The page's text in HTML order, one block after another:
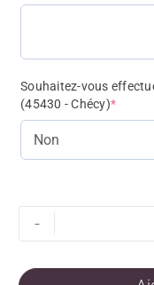
Souhaitez-vous
(45430 - Chécy)*
-